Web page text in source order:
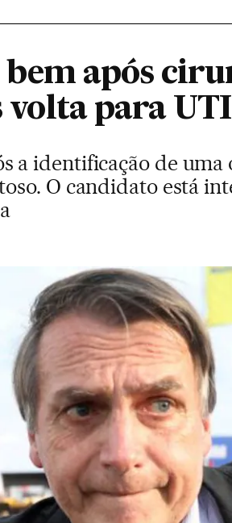
após
volta para UTI
a identificação de
O candidato está